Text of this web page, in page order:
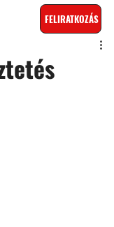
FELIRATKOZÁS